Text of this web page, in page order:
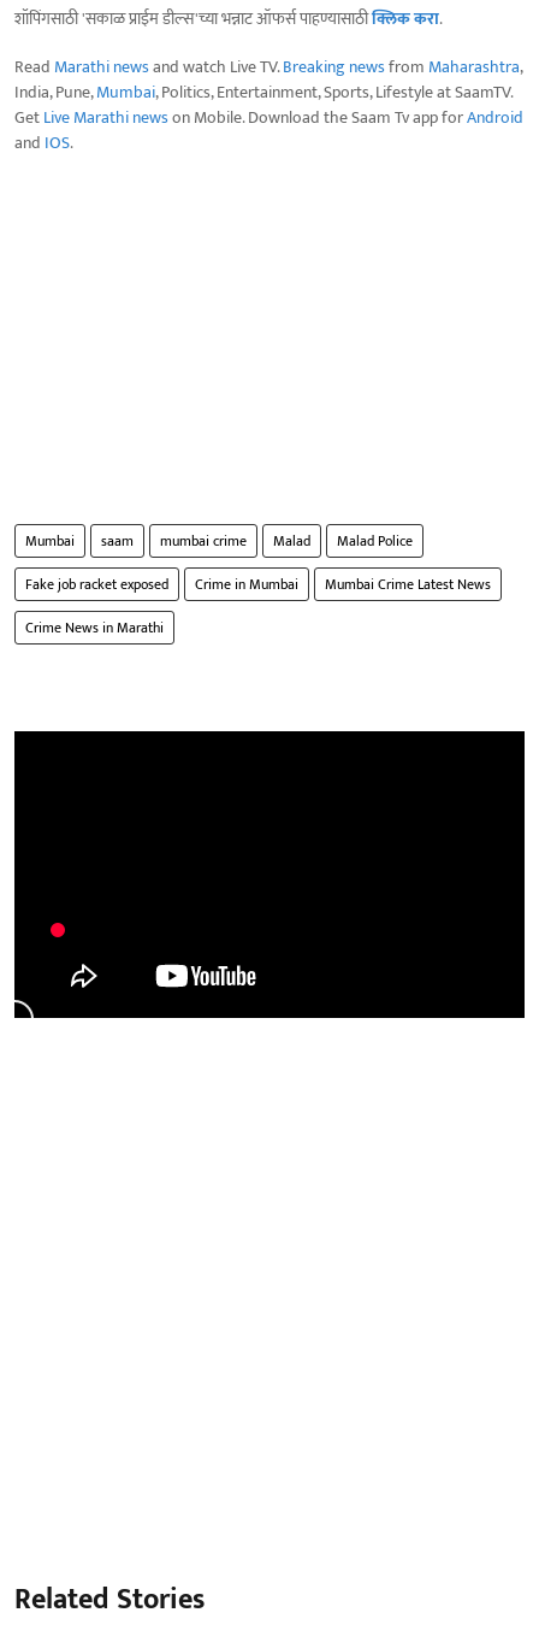
शॉपिंगसाठी 'सकाळ प्राईम डील्स'च्या भन्नाट ऑफर्स पाहण्यासाठीक्लिक करा.
Read Marathi newsand watch Live TV.Breaking newsfrom Maharashtra,
India, Pune,Mumbai, Politics, Entertainment, Sports, Lifestyle at SaamTV.
GetLive Marathi newson Mobile. Download the Saam Tv app forAndroid
and IOS.
Mumbai saam mumbai crime Malad
Malad Police
Fake job racket exposed
Crime in Mumbai
Mumbai Crime Latest News
Crime News in Marathi
Related Stories